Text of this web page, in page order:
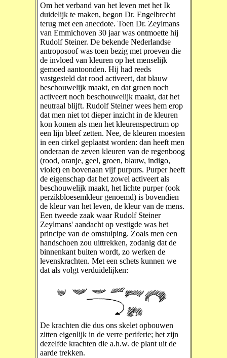
Om het verband van het leven met het Ik
duidelijk te maken, begon Dr. Engelbrecht
terug met een anecdote. Toen Dr. Zeylmans
van Emmichoven 30 jaar was ontmoette hij
Rudolf Steiner. De bekende Nederlandse
antroposoof was toen bezig met proeven die
de invloed van kleuren op het menselijk
gemoed aantoonden. Hij had reeds
vastgesteld dat rood activeert, dat blauw
beschouwelijk maakt, en dat groen noch
activeert noch beschouwelijk maakt, dat het
neutraal blijft. Rudolf Steiner wees hem erop
dat men niet tot dieper inzicht in de kleuren
kon komen als men het kleurenspectrum op
een lijn bleef zetten. Nee, de kleuren moesten
in een cirkel geplaatst worden: dan heeft men
onderaan de zeven kleuren van de regenboog
(rood, oranje, geel, groen, blauw, indigo,
violet) en bovenaan vijf purpurs. Purper heeft
de eigenschap dat het zowel activeert als
beschouwelijk maakt, het lichte purper (ook
perzikbloesemkleur genoemd) is bovendien
de kleur van het leven, de kleur van de mens.
Een tweede zaak waar Rudolf Steiner
Zeylmans' aandacht op vestigde was het
principe van de omstulping. Zoals men een
handschoen zou uittrekken, zodanig dat de
binnenkant buiten wordt, zo werken de
levenskrachten. Met een schets kunnen we
dat als volgt verduidelijken:
De krachten die dus ons skelet opbouwen
zitten eigenlijk in de verre periferie; het zijn
dezelfde krachten die a.h.w. de plant uit de
aarde trekken.